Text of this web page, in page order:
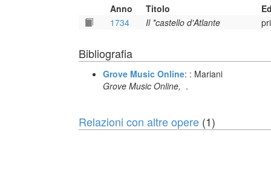
Anno Titolo
1734
Il *castello d'Atlante
Bibliografia
Grove Music Online: : Mariani
Grove Music Online, .
Relazioni con altre opere (1)